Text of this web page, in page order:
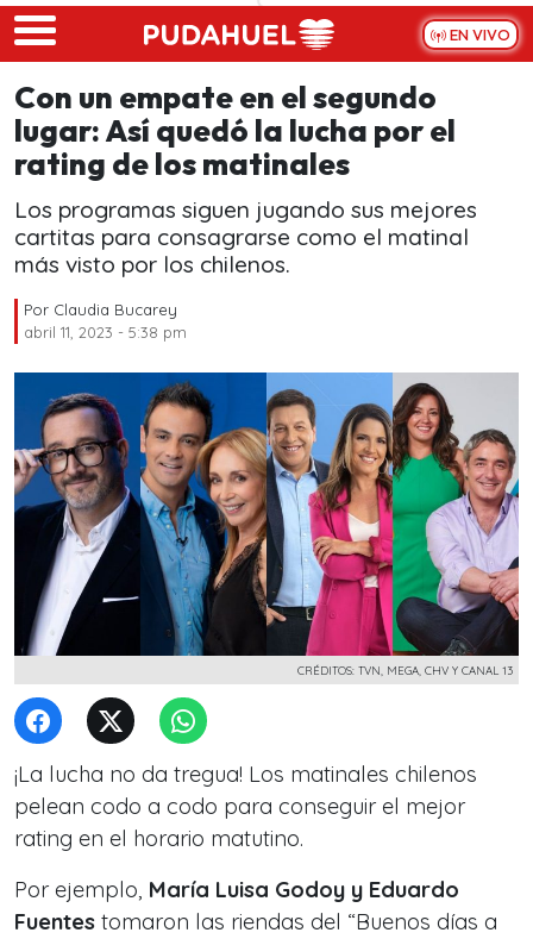
Skip to main content
EN VIVO
Con un empate en el segundo
lugar: Así quedó la lucha por el
rating de los matinales
Los programas siguen jugando sus mejores
cartitas para consagrarse como el matinal
más visto por los chilenos.
Por Claudia Bucarey
abril 11, 2023 - 5:38 pm
CRÉDITOS: TVN, MEGA, CHV Y CANAL 13
¡La lucha no da tregua! Los matinales chilenos
pelean codo a codo para conseguir el mejor
rating en el horario matutino.
Por ejemplo, María Luisa Godoy y Eduardo
Fuentes tomaron las riendas del “Buenos días a